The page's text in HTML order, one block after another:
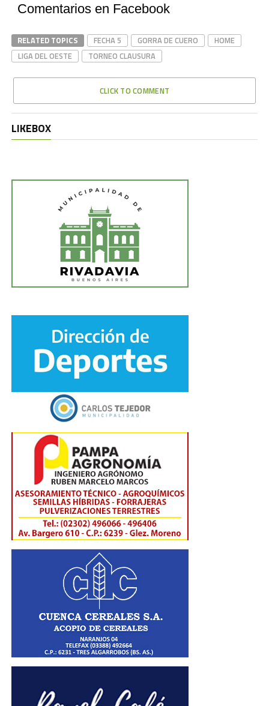
Comentarios en Facebook
RELATED TOPICS FECHA 5 GORRA DE CUERO
HOME
LIGA DEL OESTE
TORNEO CLAUSURA
CLICK TO COMMENT
LIKEBOX